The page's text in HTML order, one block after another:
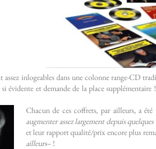
inlogeables dans une colonne range-CD
si évidente et demande de la place
Chacun de ces coffrets, par ailleurs, a
augmenter assez largement depuis quelques
et leur rapport qualité/prix encore plus
ailleurs– !